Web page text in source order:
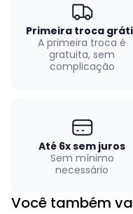
Primeira troca
A primeira troca é
gratuita, sem
complicação
Até 6x sem juros
Sem mínimo
necessário
Você também